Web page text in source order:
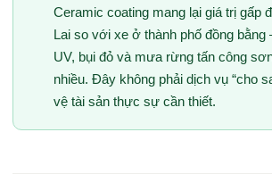
Ceramic coating mang lại giá trị gấp
Lai so với xe ở thành phố đồng
UV, bụi đỏ và mưa rừng tấn công
nhiều. Đây không phải dịch vụ “cho
vệ tài sản thực sự cần thiết.